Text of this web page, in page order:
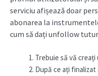
serviciu afișează doar
abonarea la
cum să dați unfollow
Trebuie să vă
După ce ați